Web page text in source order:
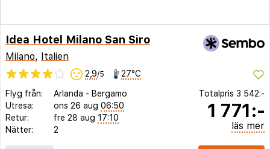
Idea Hotel Milano San Siro
Milano, Italien
2,9/5 27°C
Flyg från: Arlanda - Bergamo
Utresa:
ons 26 aug 06:50
Retur:
fre 28 aug 17:10
Nätter:
2
Totalpris 3 542:-
1 771:-
läs mer